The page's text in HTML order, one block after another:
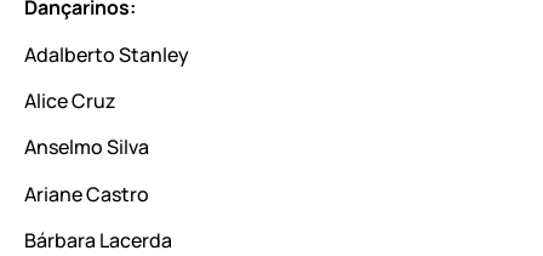
Dançarinos:
Adalberto Stanley
Alice Cruz
Anselmo Silva
Ariane Castro
Bárbara Lacerda